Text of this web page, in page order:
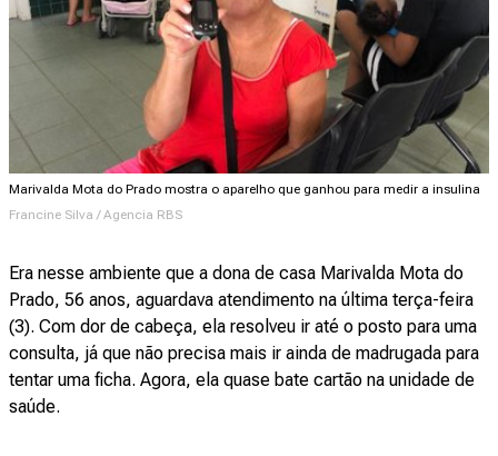
Marivalda Mota do Prado mostra o aparelho que ganhou para medir a insulina
Francine Silva / Agencia RBS
Era nesse ambiente que a dona de casa Marivalda Mota do
Prado, 56 anos, aguardava atendimento na última terça-feira
(3). Com dor de cabeça, ela resolveu ir até o posto para uma
consulta, já que não precisa mais ir ainda de madrugada para
tentar uma ficha. Agora, ela quase bate cartão na unidade de
saúde.